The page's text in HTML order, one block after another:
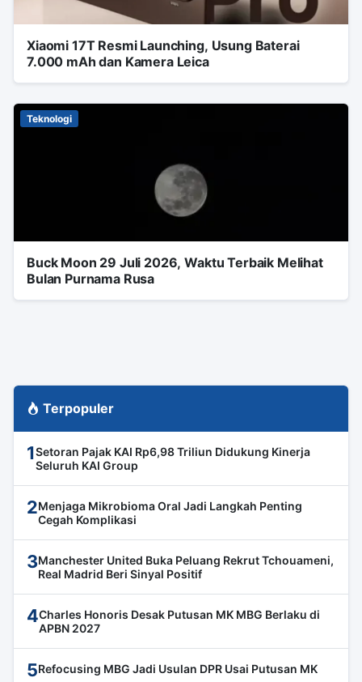
Xiaomi 17T Resmi Launching, Usung Baterai
7.000 mAh dan Kamera Leica
Teknologi
Buck Moon 29 Juli 2026, Waktu Terbaik Melihat
Bulan Purnama Rusa
Terpopuler
1Setoran Pajak KAI Rp6,98 Triliun Didukung Kinerja
Seluruh KAI Group
2Menjaga Mikrobioma Oral Jadi Langkah Penting
Cegah Komplikasi
3Manchester United Buka Peluang Rekrut Tchouameni,
Real Madrid Beri Sinyal Positif
4Charles Honoris Desak Putusan MK MBG Berlaku di
APBN 2027
5Refocusing MBG Jadi Usulan DPR Usai Putusan MK